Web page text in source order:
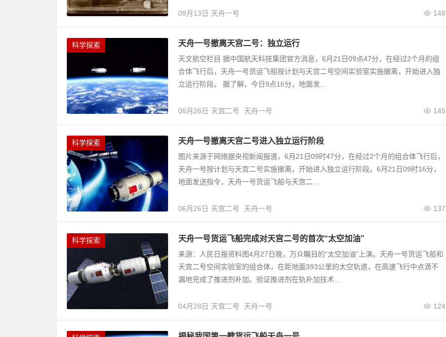
09月13日 148
天舟一号
科学探索 天舟一号撤离天宫二号：独立运行
天文航空栏目 据中国航天科技集团官方消息，6月21日09点47分，在经过2个月的组
合体飞行后，天舟一号货运飞船按计划与天宫二号空间实验室实施撤离，开始进入独
立运行阶段。 据了解，今日9点16分，地面发...
06月26日 145
天宫二号 天舟一号
科学探索 天舟一号撤离天宫二号进入独立运行阶段
图片来源于网络据央视新闻报道，6月21日09时47分，在经过2个月的组合体飞行后，
天舟一号按计划与天宫二号实施撤离，开始进入独立运行阶段。6月21日09时16分，
地面发送指令，天舟一号货运飞船与天宫二...
06月26日 137
天宫二号 天舟一号
科学探索 天舟一号货运飞船完成对天宫二号的首次“太空加油”
来源：人民日报资料图4月27日晚，万众瞩目的“太空加油”上演。天舟一号货运飞船和
天宫二号空间实验室的组合体，在距地面393公里的太空轨道，在高速飞行中点滴不
漏地完成了推进剂补加。验证推进剂在轨补加技术...
04月28日 124
天宫二号 天舟一号